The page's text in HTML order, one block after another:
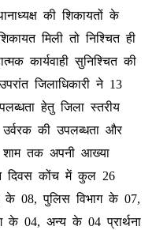
की शिकायतों के
मिली तो निश्चित ही
कार्यवाही सुनिश्चित की
जिलाधिकारी ने 13
हेतु जिला स्तरीय
उर्वरक की उपलब्धता और
तक अपनी आख्या
दिवस कोंच में कुल 26
के 08, पुलिस विभाग के 07,
के 04, अन्य के 04 प्रार्थना